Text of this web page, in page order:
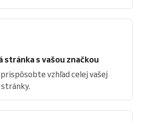
stránka s vašou značkou
vzhľad celej vašej